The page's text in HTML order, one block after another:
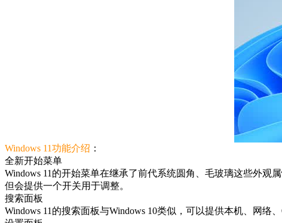
Windows 11功能介绍 ：
全新开始菜单
Windows 11的开始菜单在继承了前代系统圆角、毛玻璃这些外观
但会提供一个开关用于调整。
搜索面板
Windows 11的搜索面板与Windows 10类似，可以提供本机、网络